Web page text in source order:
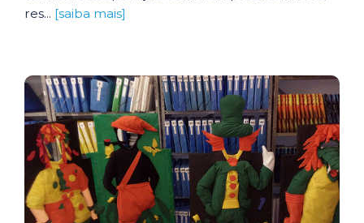
res... [saiba mais]